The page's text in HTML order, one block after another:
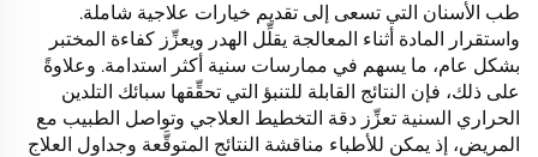
طب الأسنان التي تسعى إلى تقديم خيارات علاجية شاملة.
واستقرار المادة أثناء المعالجة يقلِّل الهدر ويعزِّز كفاءة المختبر
بشكل عام، ما يسهم في ممارسات سنية أكثر استدامة. وعلاوةً
على ذلك، فإن النتائج القابلة للتنبؤ التي تحقِّقها سبائك التلدين
الحراري السنية تعزِّز دقة التخطيط العلاجي وتواصل الطبيب مع
المريض، إذ يمكن للأطباء مناقشة النتائج المتوقَّعة وجداول العلاج